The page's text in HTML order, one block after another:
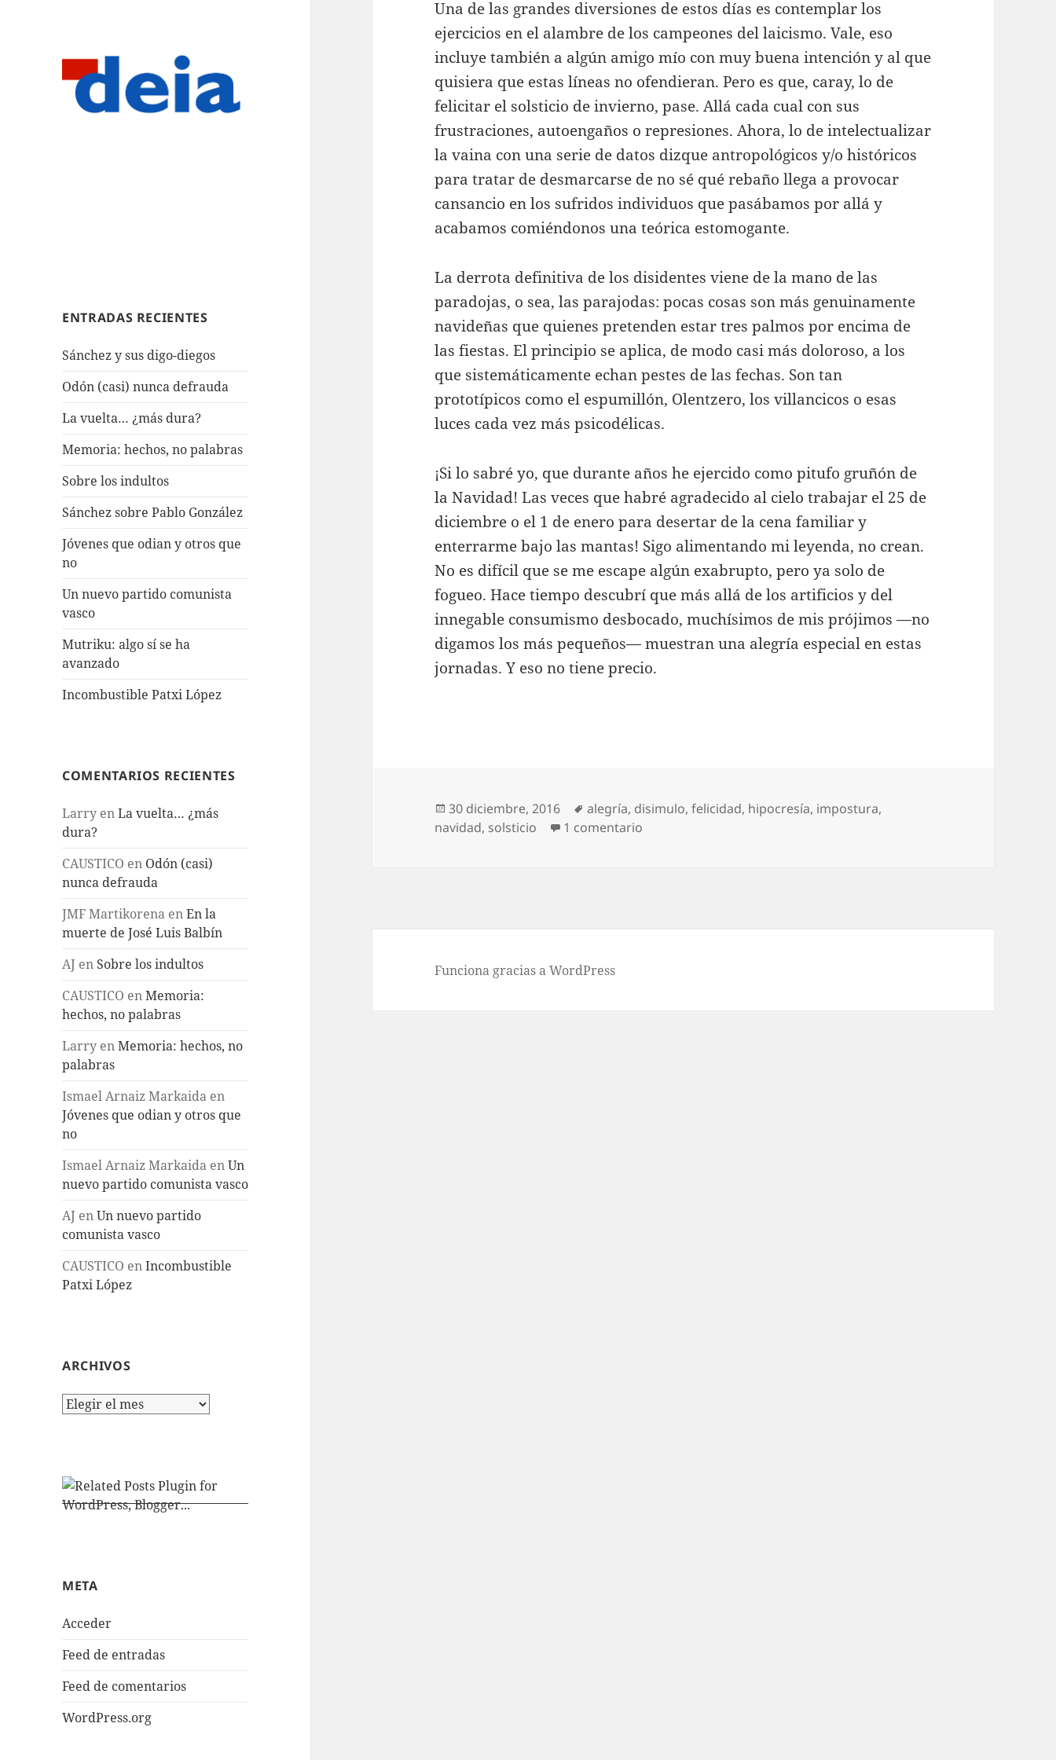
ENTRADAS RECIENTES
Sánchez y sus digo-diegos
Odón (casi) nunca defrauda
La vuelta… ¿más dura?
Memoria: hechos, no palabras
Sobre los indultos
Sánchez sobre Pablo González
Jóvenes que odian y otros que
no
Un nuevo partido comunista
vasco
Mutriku: algo sí se ha
avanzado
Incombustible Patxi López
COMENTARIOS RECIENTES
Larry enLa vuelta… ¿más
dura?
CAUSTICO en Odón (casi)
nunca defrauda
JMF Martikorena enEn la
muerte de José Luis Balbín
AJ en Sobre los indultos
CAUSTICO enMemoria:
hechos, no palabras
Larry enMemoria: hechos, no
palabras
Ismael Arnaiz Markaida en
Jóvenes que odian y otros que
no
Ismael Arnaiz Markaida enUn
nuevo partido comunista vasco
AJ enUn nuevo partido
comunista vasco
CAUSTICO enIncombustible
Patxi López
ARCHIVOS
Archivos
META
Acceder
Feed de entradas
Feed de comentarios
WordPress.org
Una de las grandes diversiones de estos días es contemplar los
ejercicios en el alambre de los campeones del laicismo. Vale, eso
incluye también a algún amigo mío con muy buena intención y al que
quisiera que estas líneas no ofendieran. Pero es que, caray, lo de
felicitar el solsticio de invierno, pase. Allá cada cual con sus
frustraciones, autoengaños o represiones. Ahora, lo de intelectualizar
la vaina con una serie de datos dizque antropológicos y/o históricos
para tratar de desmarcarse de no sé qué rebaño llega a provocar
cansancio en los sufridos individuos que pasábamos por allá y
acabamos comiéndonos una teórica estomogante.
La derrota definitiva de los disidentes viene de la mano de las
paradojas, o sea, las parajodas: pocas cosas son más genuinamente
navideñas que quienes pretenden estar tres palmos por encima de
las fiestas. El principio se aplica, de modo casi más doloroso, a los
que sistemáticamente echan pestes de las fechas. Son tan
prototípicos como el espumillón, Olentzero, los villancicos o esas
luces cada vez más psicodélicas.
¡Si lo sabré yo, que durante años he ejercido como pitufo gruñón de
la Navidad! Las veces que habré agradecido al cielo trabajar el 25 de
diciembre o el 1 de enero para desertar de la cena familiar y
enterrarme bajo las mantas! Sigo alimentando mi leyenda, no crean.
No es difícil que se me escape algún exabrupto, pero ya solo de
fogueo. Hace tiempo descubrí que más allá de los artificios y del
innegable consumismo desbocado, muchísimos de mis prójimos —no
digamos los más pequeños— muestran una alegría especial en estas
jornadas. Y eso no tiene precio.
Publicado
el
30 diciembre, 2016 Etiquetas
alegría, disimulo,felicidad, hipocresía, impostura,
navidad, solsticio 1 comentario
Funciona gracias a WordPress